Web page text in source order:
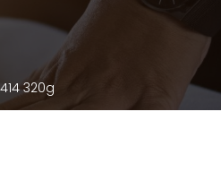
320g